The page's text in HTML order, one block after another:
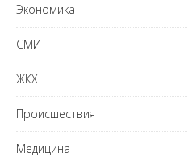
Экономика
СМИ
ЖКХ
Происшествия
Медицина